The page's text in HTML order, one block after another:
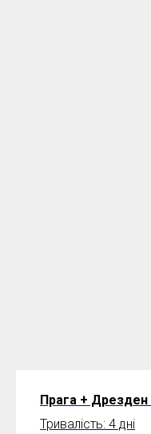
Прага + Дрезден
Тривалість: 4 дні